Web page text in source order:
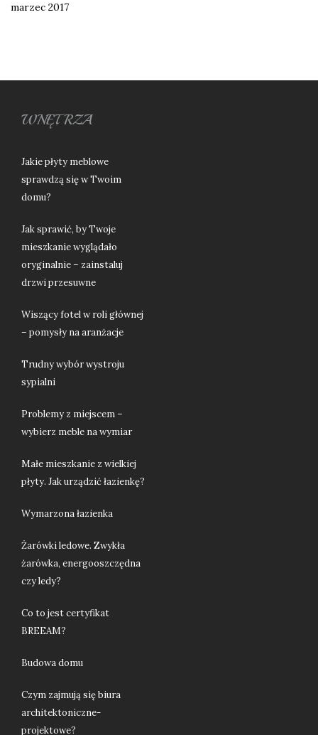
marzec 2017
WNĘTRZA
Jakie płyty meblowe
sprawdzą się w Twoim
domu?
Jak sprawić, by Twoje
mieszkanie wyglądało
oryginalnie – zainstaluj
drzwi przesuwne
Wiszący fotel w roli głównej
– pomysły na aranżacje
Trudny wybór wystroju
sypialni
Problemy z miejscem –
wybierz meble na wymiar
Małe mieszkanie z wielkiej
płyty. Jak urządzić łazienkę?
Wymarzona łazienka
Żarówki ledowe. Zwykła
żarówka, energooszczędna
czy ledy?
Co to jest certyfikat
BREEAM?
Budowa domu
Czym zajmują się biura
architektoniczne-
projektowe?